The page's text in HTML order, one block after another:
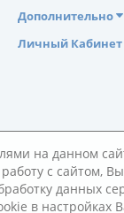
Дополнительно
Личный Кабинет
на данном
с сайтом,
данных
в настройках